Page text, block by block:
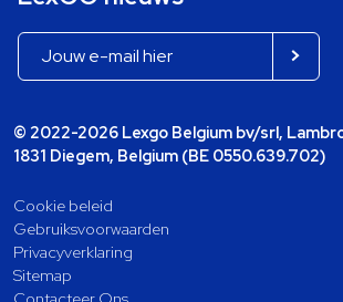
© 2022-2026 Lexgo Belgium bv/srl,
1831 Diegem, Belgium (BE 0550.639.702)
Cookie beleid
Gebruiksvoorwaarden
Privacyverklaring
Sitemap